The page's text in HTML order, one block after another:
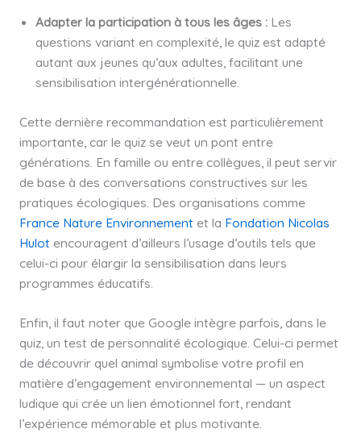
Adapter la participation à tous les âges :Les
questions variant en complexité, le quiz est adapté
autant aux jeunes qu’aux adultes, facilitant une
sensibilisation intergénérationnelle.
Cette dernière recommandation est particulièrement
importante, car le quiz se veut un pont entre
générations. En famille ou entre collègues, il peut servir
de base à des conversations constructives sur les
pratiques écologiques. Des organisations comme
France Nature Environnement et la Fondation Nicolas
Hulot encouragent d’ailleurs l’usage d’outils tels que
celui-ci pour élargir la sensibilisation dans leurs
programmes éducatifs.
Enfin, il faut noter que Google intègre parfois, dans le
quiz, un test de personnalité écologique. Celui-ci permet
de découvrir quel animal symbolise votre profil en
matière d’engagement environnemental — un aspect
ludique qui crée un lien émotionnel fort, rendant
l’expérience mémorable et plus motivante.